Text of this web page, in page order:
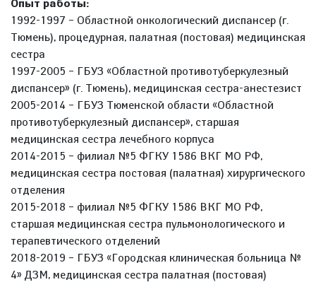
Опыт работы:
1992-1997 – Областной онкологический диспансер (г.
Тюмень), процедурная, палатная (постовая) медицинская
сестра
1997-2005 – ГБУЗ «Областной противотуберкулезный
диспансер» (г. Тюмень), медицинская сестра-анестезист
2005-2014 – ГБУЗ Тюменской области «Областной
противотуберкулезный диспансер», старшая
медицинская сестра лечебного корпуса
2014-2015 – филиал №5 ФГКУ 1586 ВКГ МО РФ,
медицинская сестра постовая (палатная) хирургического
отделения
2015-2018 – филиал №5 ФГКУ 1586 ВКГ МО РФ,
старшая медицинская сестра пульмонологического и
терапевтического отделений
2018-2019 – ГБУЗ «Городская клиническая больница №
4» ДЗМ, медицинская сестра палатная (постовая)